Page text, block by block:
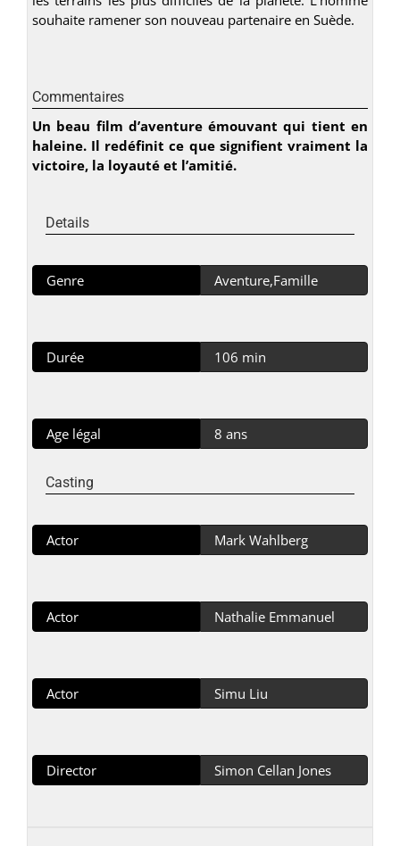
souhaite ramener son nouveau partenaire en Suède.
Commentaires
Un beau film d’aventure émouvant qui tient en
haleine. Il redéfinit ce que signifient vraiment la
victoire, la loyauté et l’amitié.
Details
Genre Aventure,Famille
Durée 106 min
Age légal 8 ans
Casting
Actor Mark Wahlberg
Actor Nathalie Emmanuel
Actor Simu Liu
Director Simon Cellan Jones